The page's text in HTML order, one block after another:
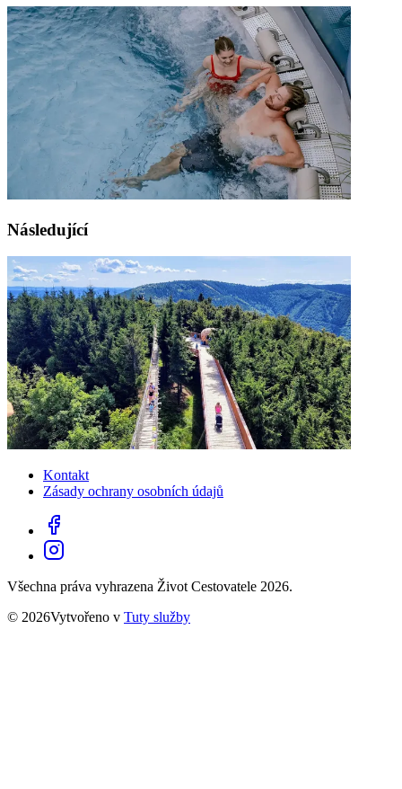
Následující
Kontakt
Zásady ochrany osobních údajů
Všechna práva vyhrazena Život Cestovatele 2026.
© 2026Vytvořeno v Tuty služby